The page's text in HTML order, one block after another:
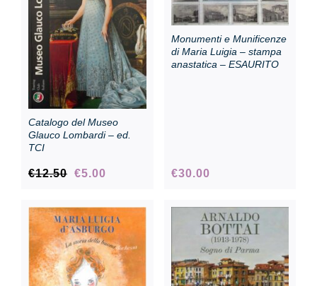
Collection
Contacts and tickets
Accessibility
Donate
Search
Italiano
Catalogo del Museo
Glauco Lombardi – ed.
TCI
€12.50 Original
€12.50.
€5.00
€5.00.
Monumenti e Munificenze
di Maria Luigia – stampa
anastatica – ESAURITO
€30.00